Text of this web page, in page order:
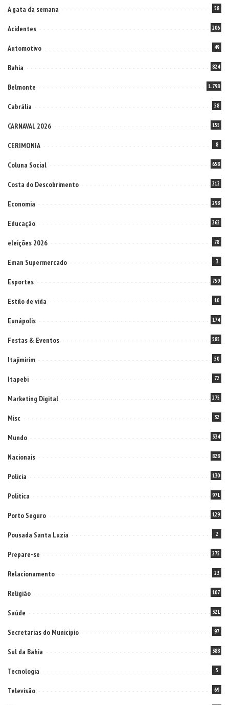
A gata da semana 58
Acidentes 206
Automotivo 49
Bahia 824
Belmonte 1.798
Cabrália 58
CARNAVAL 2026 155
CERIMONIA 8
Coluna Social 658
Costa do Descobrimento 212
Economia 298
Educação 262
eleições 2026 78
Eman Supermercado 3
Esportes 759
Estilo de vida 10
Eunápolis 174
Festas & Eventos 585
Itajimirim 50
Itapebi 72
Marketing Digital 275
Misc 32
Mundo 334
Nacionais 828
Policia 130
Politica 971
Porto Seguro 129
Pousada Santa Luzia 2
Prepare-se 275
Relacionamento 23
Religião 107
Saúde 321
Secretarias do Municipio 97
Sul da Bahia 388
Tecnologia 5
Televisão 69